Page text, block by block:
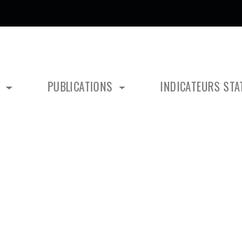
PUBLICATIONS INDICATEURS